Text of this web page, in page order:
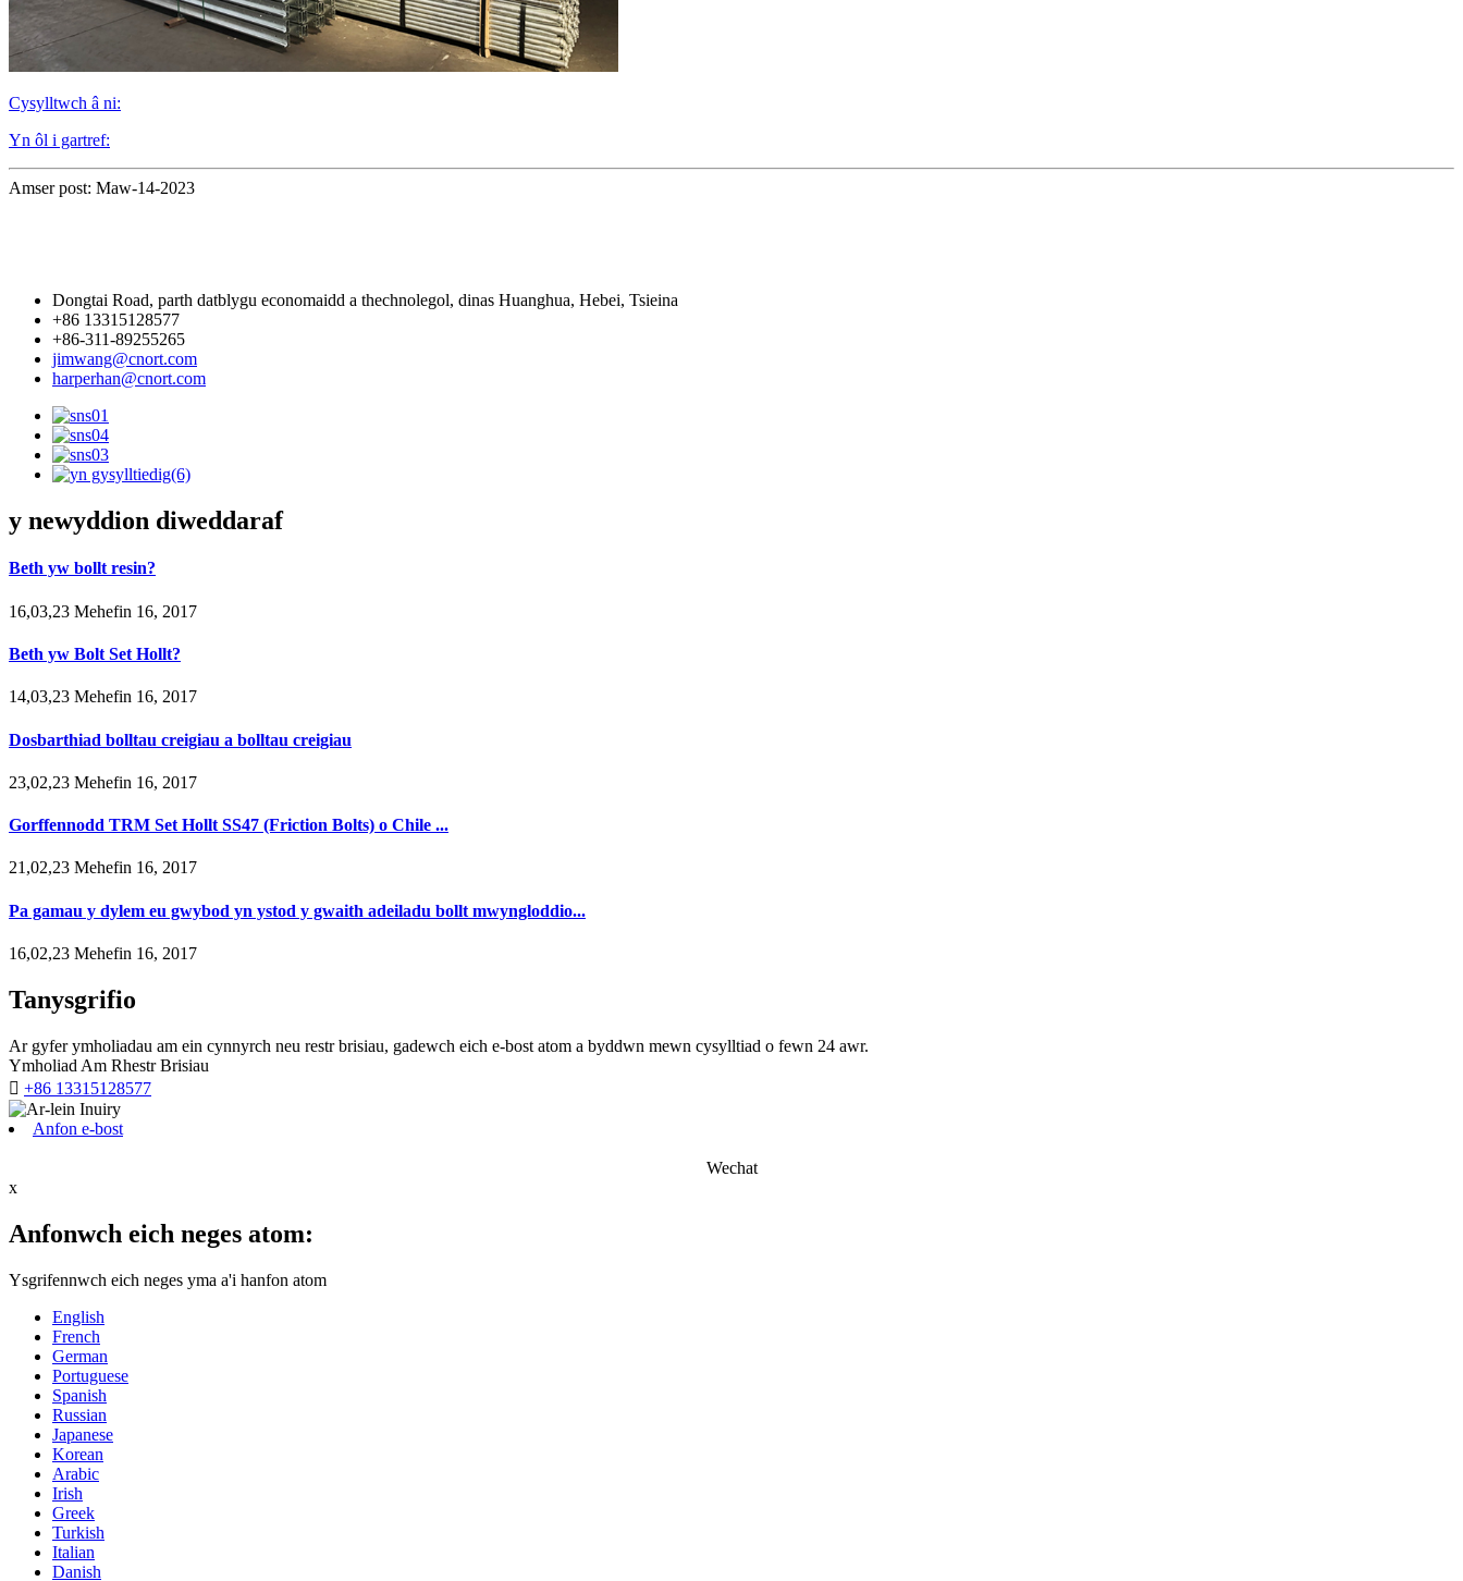
Cysylltwch â ni:
Yn ôl i gartref:
Amser post: Maw-14-2023
Dongtai Road, parth datblygu economaidd a thechnolegol, dinas Huanghua, Hebei, Tsieina
+86 13315128577
+86-311-89255265
jimwang@cnort.com
harperhan@cnort.com
y newyddion diweddaraf
Beth yw bollt resin?
16,03,23 Mehefin 16, 2017
Beth yw Bolt Set Hollt?
14,03,23 Mehefin 16, 2017
Dosbarthiad bolltau creigiau a bolltau creigiau
23,02,23 Mehefin 16, 2017
Gorffennodd TRM Set Hollt SS47 (Friction Bolts) o Chile ...
21,02,23 Mehefin 16, 2017
Pa gamau y dylem eu gwybod yn ystod y gwaith adeiladu bollt mwyngloddio...
16,02,23 Mehefin 16, 2017
Tanysgrifio
Ar gyfer ymholiadau am ein cynnyrch neu restr brisiau, gadewch eich e-bost atom a byddwn mewn cysylltiad o fewn 24 awr.
Ymholiad Am Rhestr Brisiau
 +86 13315128577
Anfon e-bost
Wechat
x
Anfonwch eich neges atom:
Ysgrifennwch eich neges yma a'i hanfon atom
English
French
German
Portuguese
Spanish
Russian
Japanese
Korean
Arabic
Irish
Greek
Turkish
Italian
Danish